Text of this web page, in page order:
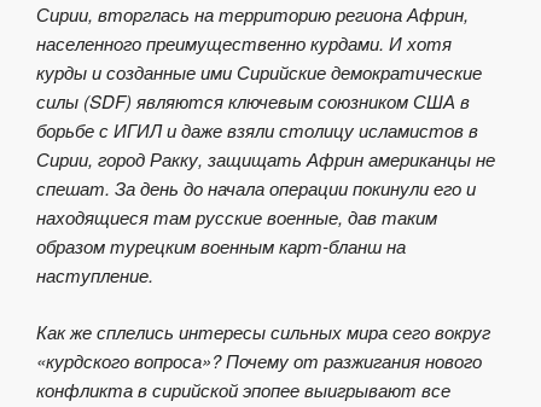
Сирии, вторглась на территорию региона Африн,
населенного преимущественно курдами. И хотя
курды и созданные ими Сирийские демократические
силы (SDF) являются ключевым союзником США в
борьбе с ИГИЛ и даже взяли столицу исламистов в
Сирии, город Ракку, защищать Африн американцы не
спешат. За день до начала операции покинули его и
находящиеся там русские военные, дав таким
образом турецким военным карт-бланш на
наступление.
Как же сплелись интересы сильных мира сего вокруг
«курдского вопроса»? Почему от разжигания нового
конфликта в сирийской эпопее выигрывают все